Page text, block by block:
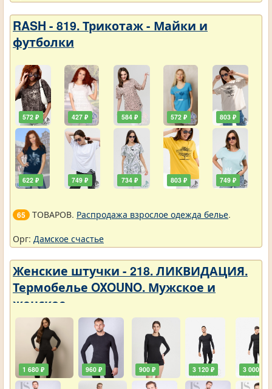
RASH - 819. Трикотаж - Майки и
футболки
572 ₽
622 ₽
427 ₽
749 ₽
584 ₽
734 ₽
572 ₽
803 ₽
803 ₽
749 ₽
65 ТОВАРОВ. Распродажа взрослое одежда белье.
Орг: Дамское счастье
Женские штучки - 218. ЛИКВИДАЦИЯ.
Термобелье OXOUNO. Мужское и
женское
1 680 ₽ 960 ₽ 900 ₽ 3 120 ₽ 3 000 ₽